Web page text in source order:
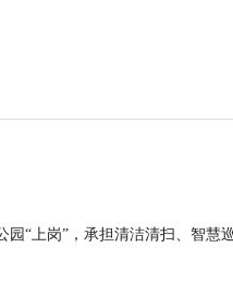
“上岗”，承担清洁清扫、智慧